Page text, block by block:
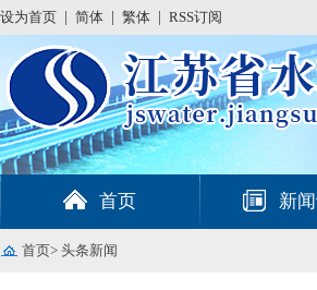
设为首页 简体 繁体 RSS订阅
首页 新
首页> 头条新闻